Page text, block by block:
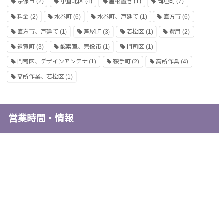
宗像市 (2) 小倉北区(4) 屋根置き (1) 岡垣町 (7)
料金 (2) 水巻町(6) 水巻町、戸建て (1) 直方市 (6)
直方市、戸建て (1) 芦屋町(3) 若松区 (1) 費用 (2)
遠賀町 (3) 酸素室、宗像市(1) 門司区 (1)
門司区、デザインアンテナ (1) 鞍手町(2) 高所作業(4)
高所作業、若松区 (1)
営業時間・情報